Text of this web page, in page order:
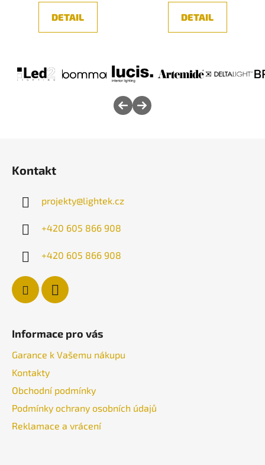
DETAIL DETAIL
Kontakt
projekty@lightek.cz
+420 605 866 908
+420 605 866 908
Informace pro vás
Garance k Vašemu nákupu
Kontakty
Obchodní podmínky
Podmínky ochrany osobních údajů
Reklamace a vrácení